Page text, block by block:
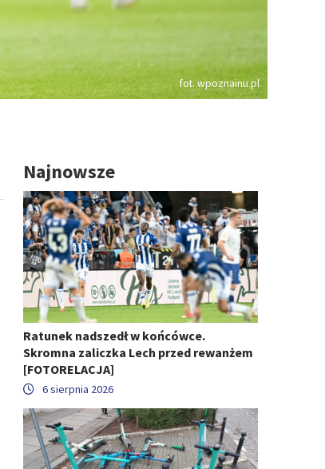
fot. wpoznainu.pl
Najnowsze
Ratunek nadszedł w końcówce.
Skromna zaliczka Lech przed rewanżem
[FOTORELACJA]
6 sierpnia 2026